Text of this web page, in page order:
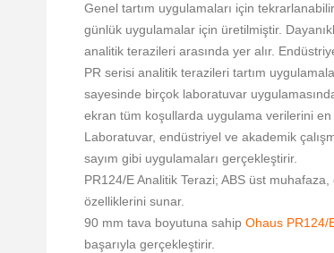
Genel tartım uygulamaları için
günlük uygulamalar için üretilmiştir.
analitik terazileri arasında yer alır.
PR serisi analitik terazileri tartım
sayesinde birçok laboratuvar
ekran tüm koşullarda uygulama verilerini en
Laboratuvar, endüstriyel ve akademik
sayım gibi uygulamaları gerçekleştirir.
PR124/E Analitik Terazi; ABS üst
özelliklerini sunar.
90 mm tava boyutuna sahip Ohaus PR124/
başarıyla gerçekleştirir.